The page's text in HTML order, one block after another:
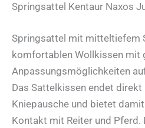
Springsattel Kentaur Naxos
Springsattel mit mitteltiefem
komfortablen Wollkissen mit
Anpassungsmöglichkeiten
Das Sattelkissen endet
Kniepausche und bietet
Kontakt mit Reiter und